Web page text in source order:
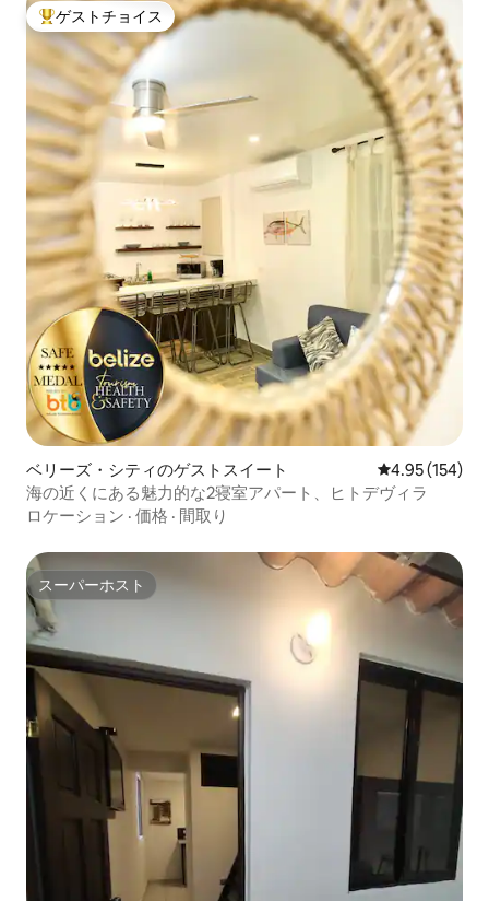
大好評のゲストチョイスです。
ゲストチョイス
ベリーズ・シティのゲストスイート レビュー154
4.95 (154)
海の近くにある魅力的な2寝室アパート、ヒトデヴィラ
ロケーション · 価格 · 間取り
スーパーホスト
スーパーホスト